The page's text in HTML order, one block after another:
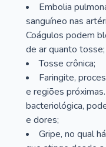
Embolia
sanguíneo nas
Coágulos podem
de ar quanto tosse;
Tosse crônica;
Faringite,
e regiões
bacteriológica,
e dores;
Gripe, no qual